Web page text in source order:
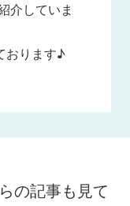
介していま
おります♪
の記事も見て